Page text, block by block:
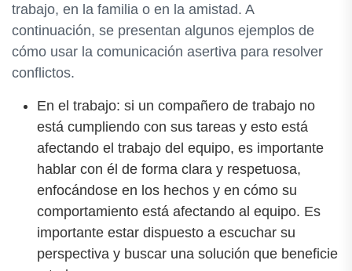
trabajo, en la familia o en la amistad. A
continuación, se presentan algunos ejemplos de
cómo usar la comunicación asertiva para resolver
conflictos.
En el trabajo: si un compañero de trabajo no
está cumpliendo con sus tareas y esto está
afectando el trabajo del equipo, es importante
hablar con él de forma clara y respetuosa,
enfocándose en los hechos y en cómo su
comportamiento está afectando al equipo. Es
importante estar dispuesto a escuchar su
perspectiva y buscar una solución que beneficie